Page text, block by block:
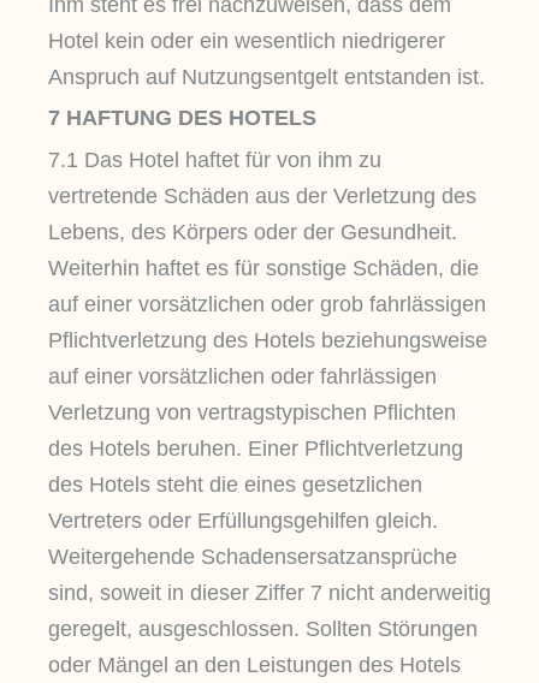
Hotel kein oder ein wesentlich niedrigerer
Anspruch auf Nutzungsentgelt entstanden ist.
7 HAFTUNG DES HOTELS
7.1 Das Hotel haftet für von ihm zu
vertretende Schäden aus der Verletzung des
Lebens, des Körpers oder der Gesundheit.
Weiterhin haftet es für sonstige Schäden, die
auf einer vorsätzlichen oder grob fahrlässigen
Pflichtverletzung des Hotels beziehungsweise
auf einer vorsätzlichen oder fahrlässigen
Verletzung von vertragstypischen Pflichten
des Hotels beruhen. Einer Pflichtverletzung
des Hotels steht die eines gesetzlichen
Vertreters oder Erfüllungsgehilfen gleich.
Weitergehende Schadensersatzansprüche
sind, soweit in dieser Ziffer 7 nicht anderweitig
geregelt, ausgeschlossen. Sollten Störungen
oder Mängel an den Leistungen des Hotels